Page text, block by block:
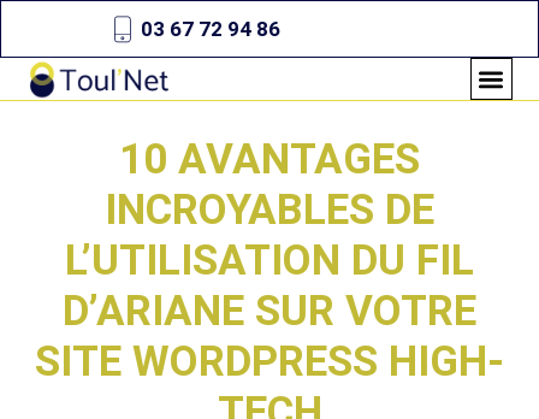
03 67 72 94 86
10 AVANTAGES
INCROYABLES DE
L’UTILISATION DU FIL
D’ARIANE SUR VOTRE
SITE WORDPRESS HIGH-